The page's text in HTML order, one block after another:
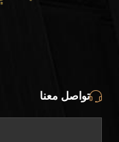
تواصل معنا